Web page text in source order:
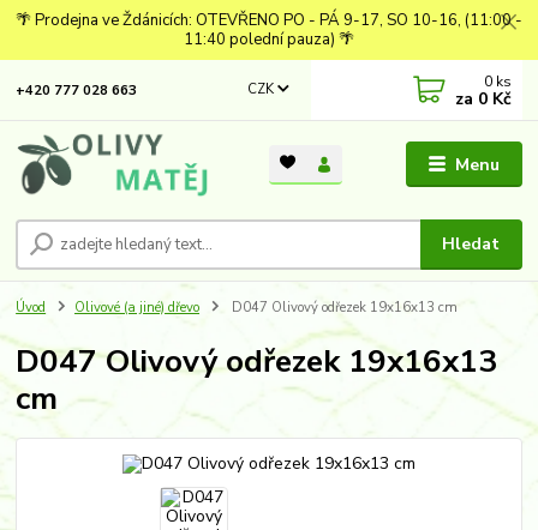
🌴 Prodejna ve Ždánicích: OTEVŘENO PO - PÁ 9-17, SO 10-16, (11:00 -
11:40 polední pauza) 🌴
Menu
CZK
Hledat
+420 777 028 663 0 ks
za 0 Kč
Úvod Olivové (a jiné) dřevo D047 Olivový odřezek 19x16x13 cm
D047 Olivový odřezek 19x16x13
cm